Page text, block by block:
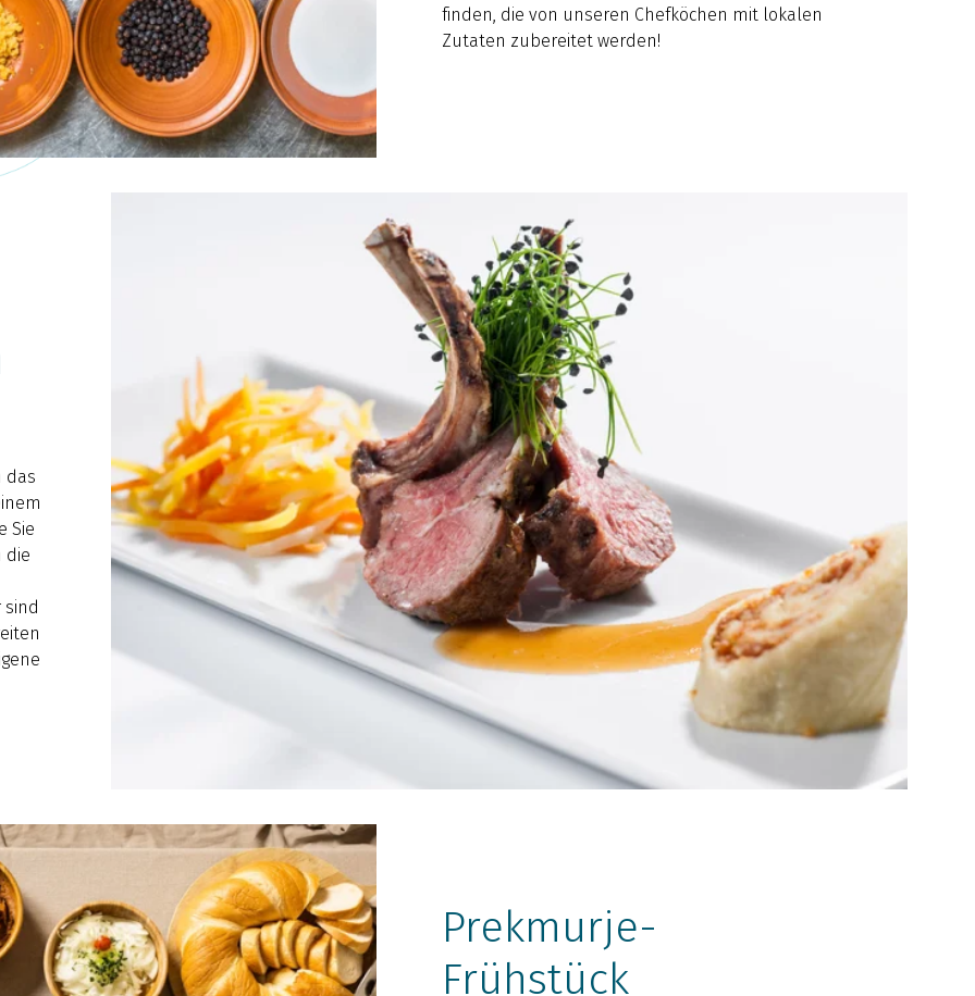
finden, die von unseren Chefköchen mit lokalen
Zutaten zubereitet werden!
das
Sie
die
Prekmurje-
Frühstück